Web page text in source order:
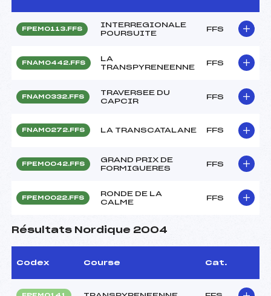
FPEM0113.FFS
INTERREGIONALE
POURSUITE
FFS
FNAM0442.FFS
LA
TRANSPYRENEENNE
FFS
FNAM0332.FFS
TRAVERSEE DU
CAPCIR
FFS
FNAM0272.FFS LA TRANSCATALANE FFS
FPEM0042.FFS
GRAND PRIX DE
FORMIGUERES
FFS
FPEM0022.FFS
RONDE DE LA
CALME
FFS
Résultats Nordique 2004
Codex Course Cat.